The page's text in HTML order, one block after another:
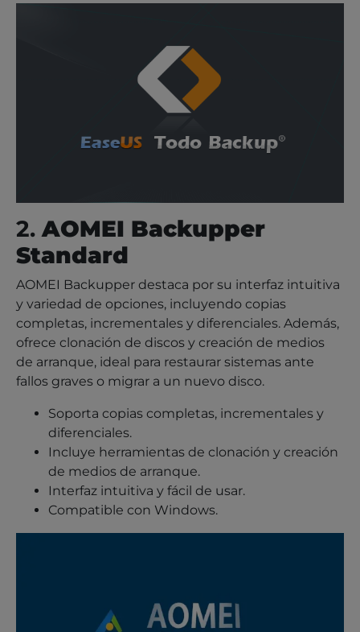
2.AOMEI Backupper
Standard
AOMEI Backupper destaca por su interfaz intuitiva
y variedad de opciones, incluyendo copias
completas, incrementales y diferenciales. Además,
ofrece clonación de discos y creación de medios
de arranque, ideal para restaurar sistemas ante
fallos graves o migrar a un nuevo disco.
Soporta copias completas, incrementales y
diferenciales.
Incluye herramientas de clonación y creación
de medios de arranque.
Interfaz intuitiva y fácil de usar.
Compatible con Windows.